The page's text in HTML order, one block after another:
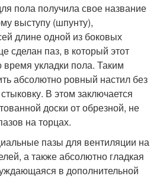
пола получила свое название
выступу (шпунту),
длине одной из боковых
сделан паз, в который этот
время укладки пола. Таким
абсолютно ровный настил без
В этом заключается
доски от обрезной, не
на торцах.
пазы для вентиляции на
а также абсолютно гладкая
в дополнительной